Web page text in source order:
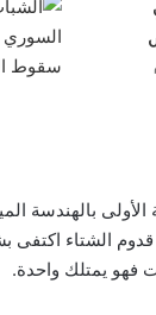
الأولى
قدوم الشتاء
فهو يمتلك واحدة.